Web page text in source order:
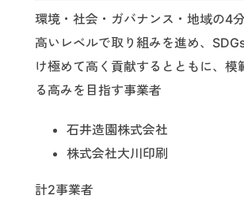
環境・社会・ガバナンス・地域の4
高いレベルで取り組みを進め、
け極めて高く貢献するとともに、模
る高みを目指す事業者
石井造園株式会社
株式会社大川印刷
計2事業者